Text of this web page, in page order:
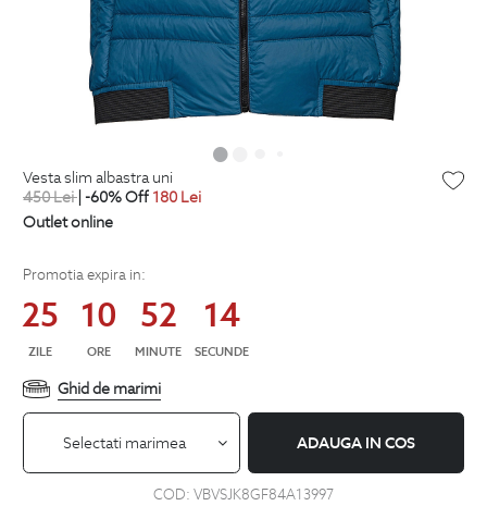
vesta slim albastra uni
450Lei| -60% Off 180 Lei
Outlet online
Promotia expira in:
25
ZILE
10
ORE
52
MINUTE
13
SECUNDE
Ghid de marimi
Selectati marimea ADAUGA IN COS
COD: VBVSJK8GF84A13997